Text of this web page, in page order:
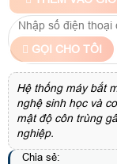
GỌI CHO TÔI
Hệ thống máy bắt
nghệ sinh học và
mật độ côn trùng
nghiệp.
Chia sẻ: